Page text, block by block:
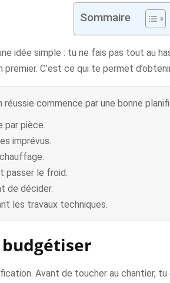
Sommaire
idée simple : tu ne fais pas tout au
C’est ce qui te permet
réussie commence par une bonne
par pièce.
imprévus.
passer le froid.
de décider.
les travaux techniques.
Avant de toucher au chantier,